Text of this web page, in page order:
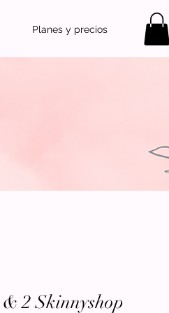
Planes y precios
& 2 Skinnyshop